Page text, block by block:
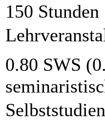
150 Stunden
0.80 SWS